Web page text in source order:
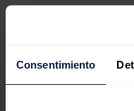
Consentimiento
El redactor recomienda